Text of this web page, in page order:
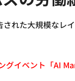
れた大規模な
グイベント「AI